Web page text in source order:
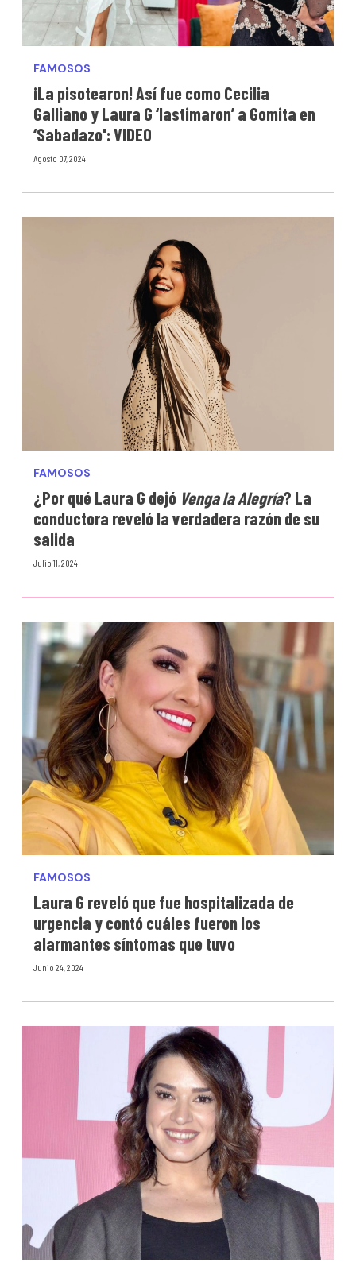
FAMOSOS
¡La pisotearon! Así fue como Cecilia
Galliano y Laura G ‘lastimaron’ a Gomita en
‘Sabadazo': VIDEO
Agosto 07, 2024
FAMOSOS
¿Por qué Laura G dejó Venga la Alegría? La
conductora reveló la verdadera razón de su
salida
Julio 11, 2024
FAMOSOS
Laura G reveló que fue hospitalizada de
urgencia y contó cuáles fueron los
alarmantes síntomas que tuvo
Junio 24, 2024